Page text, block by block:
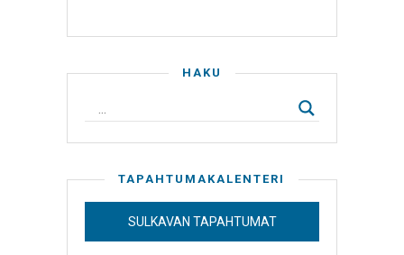
HAKU
TAPAHTUMAKALENTERI
SULKAVAN TAPAHTUMAT